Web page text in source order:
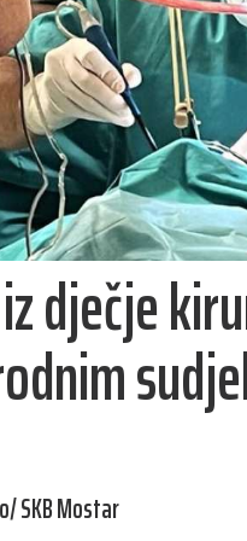
dječje
SKB Mostar